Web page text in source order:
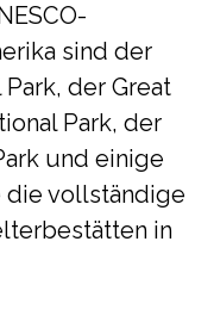
sind der
der Great
Park, der
und einige
die vollständige
in